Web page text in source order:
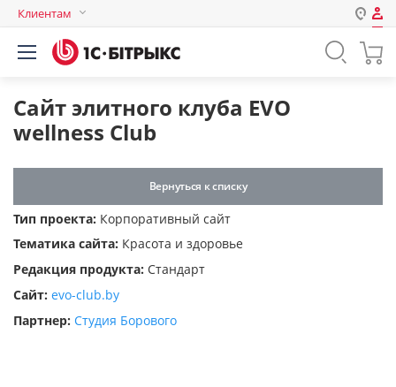
Клиентам
Беларусь
Авторизация
Пароль
Запомнить меня на этом
компьютере
Cайт элитного клуба EVO
wellness Club
Вернуться к списку
Тип проекта: Корпоративный сайт
Тематика сайта: Красота и здоровье
Редакция продукта: Стандарт
Сайт: evo-club.by
Партнер: Студия Борового